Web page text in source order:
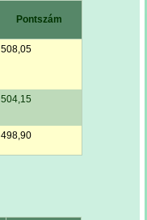
Pontszám
508,05
504,15
498,90